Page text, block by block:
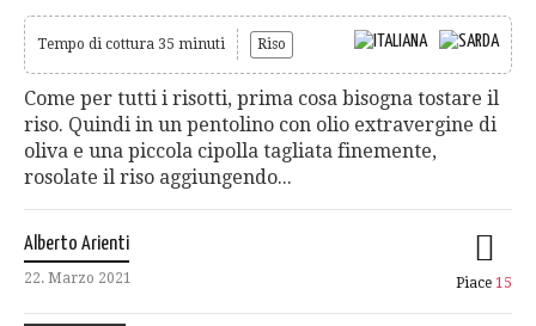
Tempo di cottura 35 minuti Riso
Come per tutti i risotti, prima cosa bisogna tostare il
riso. Quindi in un pentolino con olio extravergine di
oliva e una piccola cipolla tagliata finemente,
rosolate il riso aggiungendo...
Alberto Arienti
22. Marzo 2021 Piace 15